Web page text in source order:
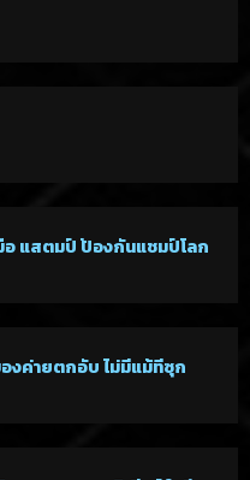
อ แสตมป์ ป้องกันแชมป์โลก
งค่ายตกอับ ไม่มีแม้ที่ซุก